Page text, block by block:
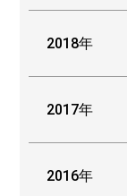
2018年
2017年
2016年